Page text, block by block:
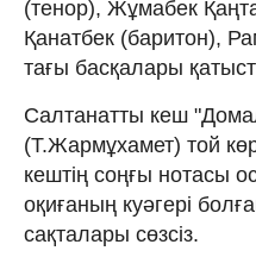
(тенор), Жұмабек
Қанатбек (баритон),
тағы басқалары
Салтанатты кеш
(Т.Жармұхамет) той
кештің соңғы нотасы
оқиғаның куәгері
сақталары сөзсіз.